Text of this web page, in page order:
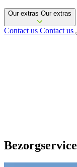
Our extras Our extras
Contact us Contact us
Bezorgservice